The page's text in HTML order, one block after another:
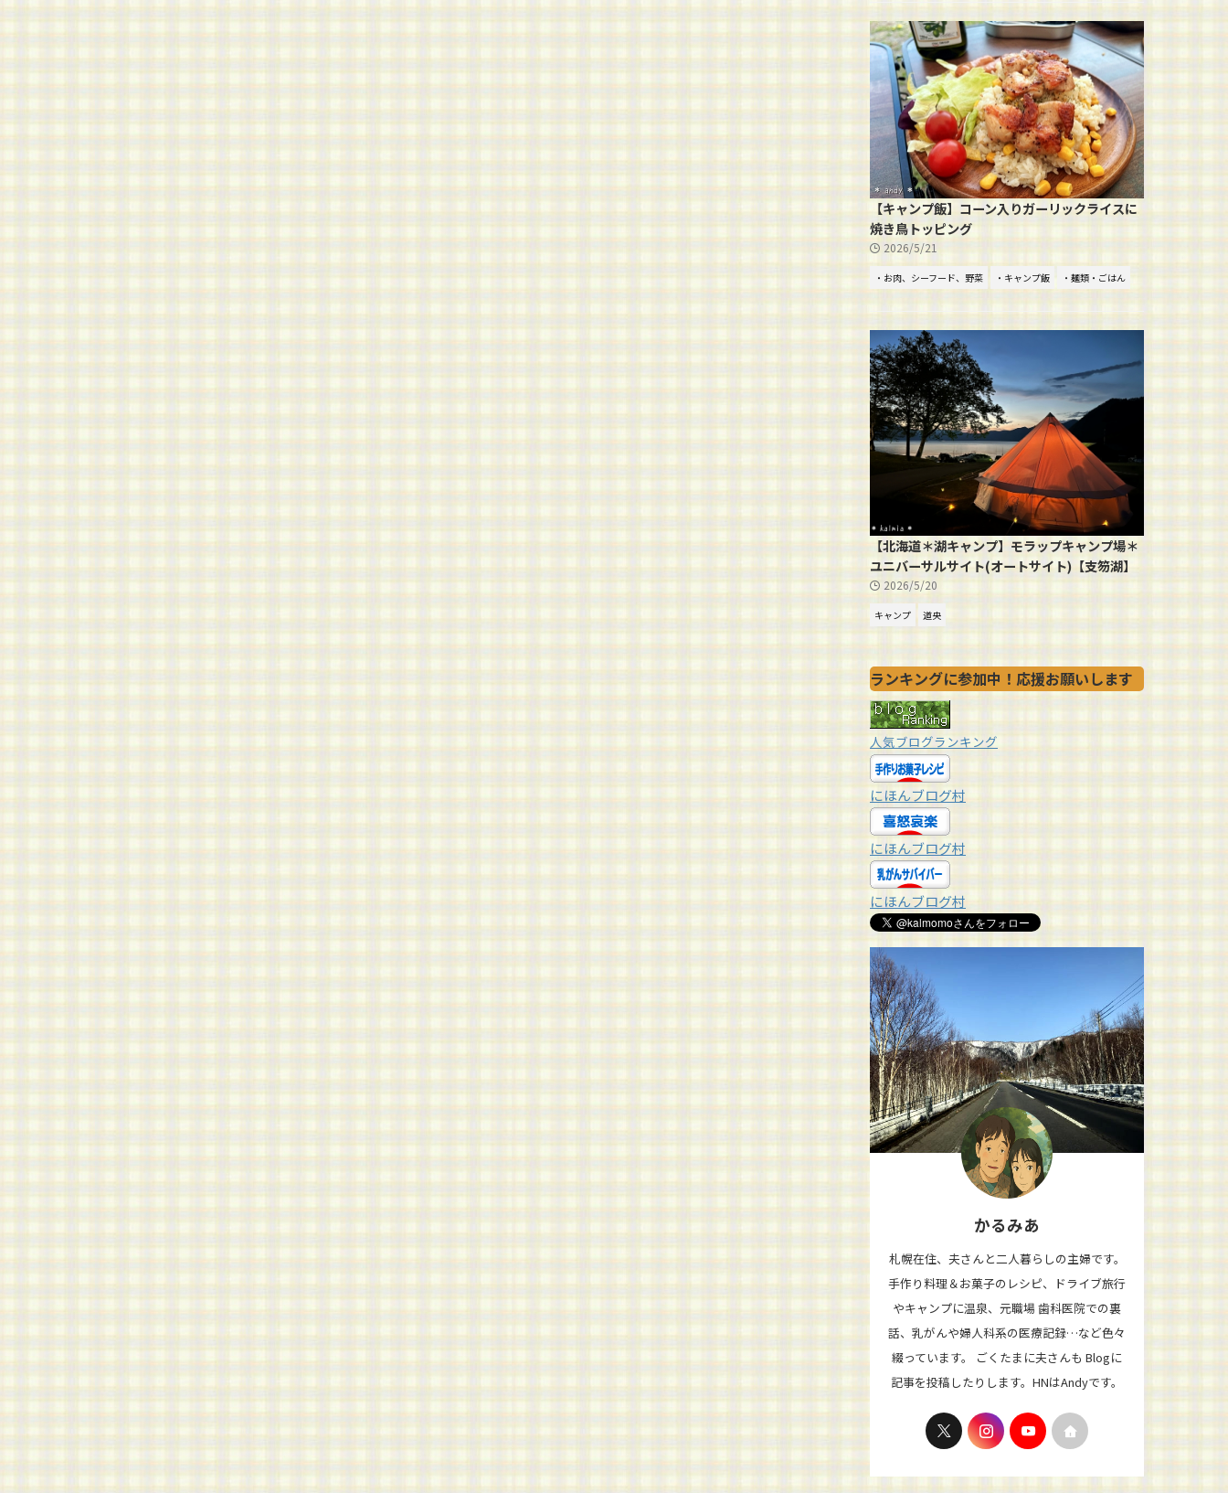
【キャンプ飯】コーン入りガーリックライスに
焼き鳥トッピング
2026/5/21
・お肉、シーフード、野菜 ・キャンプ飯 ・麺類・ごはん
【北海道＊湖キャンプ】モラップキャンプ場＊
ユニバーサルサイト(オートサイト)【支笏湖】
2026/5/20
キャンプ 道央
ランキングに参加中！応援お願いします
人気ブログランキング
にほんブログ村
にほんブログ村
にほんブログ村
かるみあ
札幌在住、夫さんと二人暮らしの主婦です。
手作り料理＆お菓子のレシピ、ドライブ旅行
やキャンプに温泉、元職場 歯科医院での裏
話、乳がんや婦人科系の医療記録…など色々
綴っています。 ごくたまに夫さんも Blogに
記事を投稿したりします。HNはAndyです。